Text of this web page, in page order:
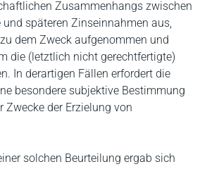
Zusammenhangs zwischen
späteren Zinseinnahmen aus,
dem Zweck aufgenommen und
die (letztlich nicht gerechtfertigte)
In derartigen Fällen erfordert die
besondere subjektive Bestimmung
Zwecke der Erzielung von
solchen Beurteilung ergab sich